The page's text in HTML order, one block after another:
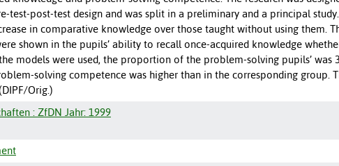
test-post-test design and was split in a preliminary and a principal
in comparative knowledge over those taught without using them.
shown in the pupils’ ability to recall once-acquired knowledge
models were used, the proportion of the problem-solving pupils’ was
solving competence was higher than in the corresponding group.
Orig.)
: ZfDN Jahr: 1999